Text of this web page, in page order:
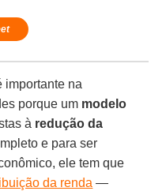
importante na
porque um modelo
à redução da
e para ser
ele tem que
da renda —